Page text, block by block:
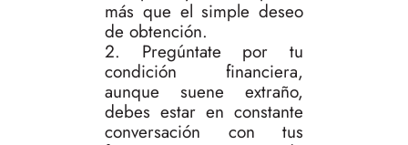
más que el simple deseo
de obtención.
2. Pregúntate por tu
condición financiera,
aunque suene extraño,
debes estar en constante
conversación con tus